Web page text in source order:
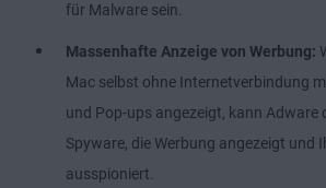
für Malware sein.
Massenhafte Anzeige von Werbung:
Mac selbst ohne Internetverbindung
und Pop-ups angezeigt, kann Adware
Spyware, die Werbung angezeigt und
ausspioniert.